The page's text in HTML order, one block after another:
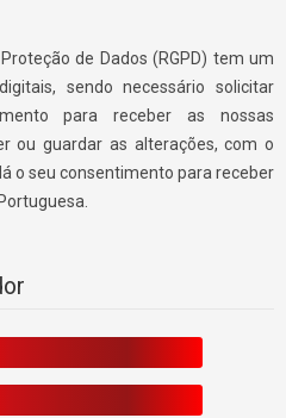
de Dados (RGPD) tem um
sendo necessário solicitar
para receber as nossas
ou guardar as alterações, com o
o seu consentimento para receber